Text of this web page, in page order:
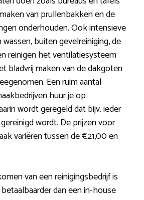
van prullenbakken en de
onderhouden. Ook intensieve
buiten gevelreiniging, de
reinigen het ventilatiesysteem
bladvrij maken van de dakgoten
Een ruim aantal
huur je op
wordt geregeld dat bijv. ieder
wordt. De prijzen voor
variëren tussen de €21,00 en
van een reinigingsbedrijf is
dan een in-house